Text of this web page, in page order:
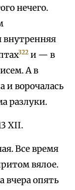
нечего.
внутренняя
322 и — в
А в
и ворочалась
разлуки.
XII.
Все время
вялое.
вчера опять